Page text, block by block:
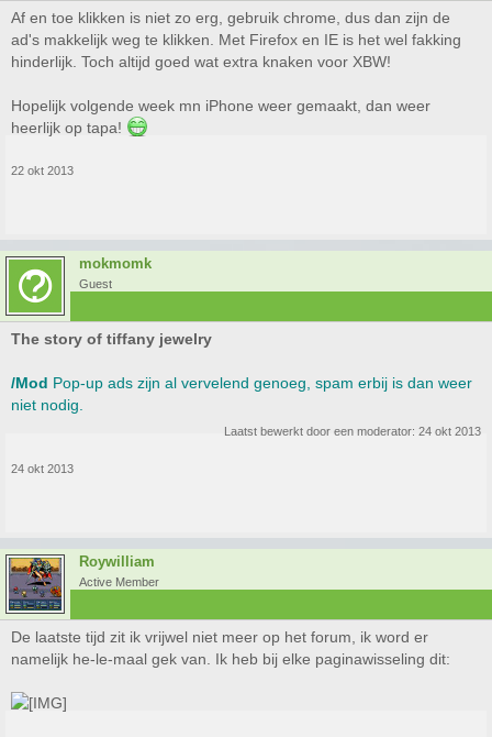
Af en toe klikken is niet zo erg, gebruik chrome, dus dan zijn de
ad's makkelijk weg te klikken. Met Firefox en IE is het wel fakking
hinderlijk. Toch altijd goed wat extra knaken voor XBW!
Hopelijk volgende week mn iPhone weer gemaakt, dan weer
heerlijk op tapa!
22 okt 2013
mokmomk
Guest
The story of tiffany jewelry
/Mod Pop-up ads zijn al vervelend genoeg, spam erbij is dan weer
niet nodig.
Laatst bewerkt door een moderator: 24 okt 2013
24 okt 2013
Roywilliam
Active Member
De laatste tijd zit ik vrijwel niet meer op het forum, ik word er
namelijk he-le-maal gek van. Ik heb bij elke paginawisseling dit: